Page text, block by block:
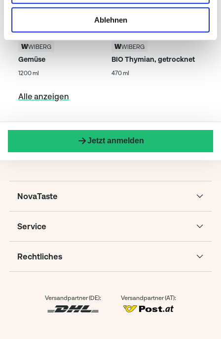
Ablehnen
WIBERG
Gemüse
1200 ml
WIBERG
BIO Thymian, getrocknet
470 ml
Alle anzeigen
Jetzt anmelden
NovaTaste
Service
Rechtliches
Versandpartner (DE): Versandpartner (AT):